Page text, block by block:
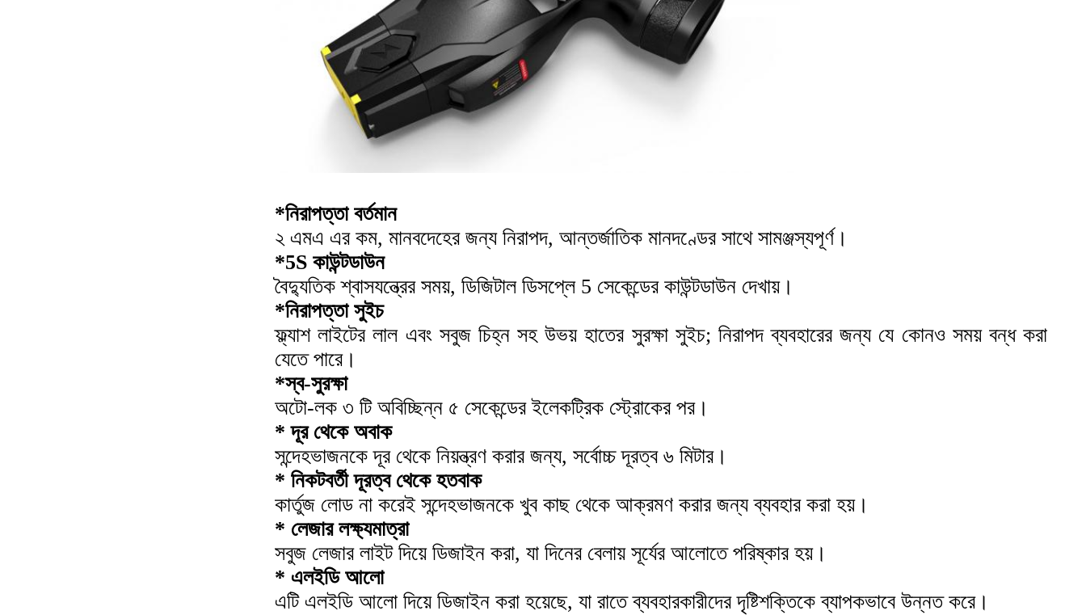
*নিরাপত্তা বর্তমান
২ এমএ এর কম, মানবদেহের জন্য নিরাপদ, আন্তর্জাতিক মানদণ্ডের সাথে সামঞ্জস্যপূর্ণ।
*5S কাউন্টডাউন
বৈদ্যুতিক শ্বাসযন্ত্রের সময়, ডিজিটাল ডিসপ্লে 5 সেকেন্ডের কাউন্টডাউন দেখায়।
*নিরাপত্তা সুইচ
ফ্ল্যাশ লাইটের লাল এবং সবুজ চিহ্ন সহ উভয় হাতের সুরক্ষা সুইচ; নিরাপদ ব্যবহারের জন্য যে কোনও সময় বন্ধ করা
যেতে পারে।
*স্ব-সুরক্ষা
অটো-লক ৩ টি অবিচ্ছিন্ন ৫ সেকেন্ডের ইলেকট্রিক স্ট্রোকের পর।
* দূর থেকে অবাক
সন্দেহভাজনকে দূর থেকে নিয়ন্ত্রণ করার জন্য, সর্বোচ্চ দূরত্ব ৬ মিটার।
* নিকটবর্তী দূরত্ব থেকে হতবাক
কার্তুজ লোড না করেই সন্দেহভাজনকে খুব কাছ থেকে আক্রমণ করার জন্য ব্যবহার করা হয়।
* লেজার লক্ষ্যমাত্রা
সবুজ লেজার লাইট দিয়ে ডিজাইন করা, যা দিনের বেলায় সূর্যের আলোতে পরিষ্কার হয়।
* এলইডি আলো
এটি এলইডি আলো দিয়ে ডিজাইন করা হয়েছে, যা রাতে ব্যবহারকারীদের দৃষ্টিশক্তিকে ব্যাপকভাবে উন্নত করে।